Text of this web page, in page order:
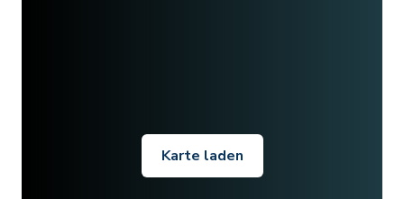
Karte laden